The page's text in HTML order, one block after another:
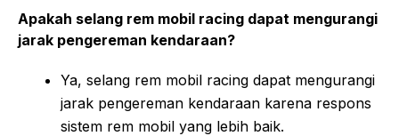
Apakah selang rem mobil racing dapat mengurangi
jarak pengereman kendaraan?
Ya, selang rem mobil racing dapat mengurangi
jarak pengereman kendaraan karena respons
sistem rem mobil yang lebih baik.